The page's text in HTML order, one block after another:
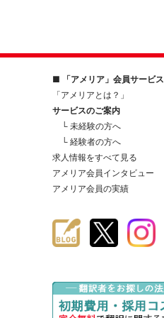
■ 「アメリア」会員サービス
「アメリアとは？」
サービスのご案内
└ 未経験の方へ
└ 経験者の方へ
求人情報をすべて見る
アメリア会員インタビュー
アメリア会員の実績